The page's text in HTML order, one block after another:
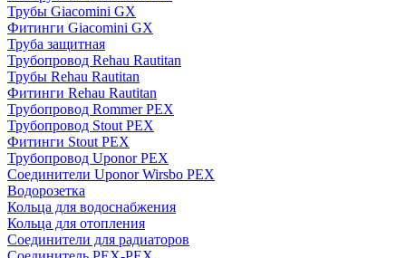
Трубы Giacomini GX
Фитинги Giacomini GX
Труба защитная
Трубопровод Rehau Rautitan
Трубы Rehau Rautitan
Фитинги Rehau Rautitan
Трубопровод Rommer PEX
Трубопровод Stout PEX
Фитинги Stout PEX
Трубопровод Uponor PEX
Соединители Uponor Wirsbo PEX
Водорозетка
Кольца для водоснабжения
Кольца для отопления
Соединители для радиаторов